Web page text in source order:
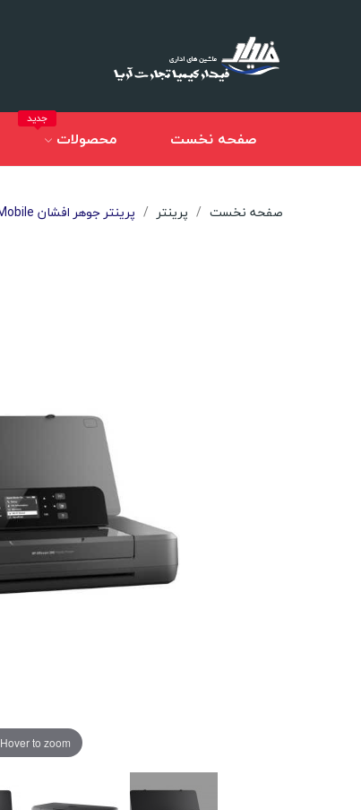
صفحه نخست محصولات
جدید
صفحه نخست پرینتر پرینتر جوهر افشان HP OfficeJet 202 Mobile
Hover to zoom